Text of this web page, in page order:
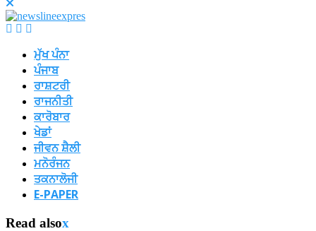
ਮੁੱਖ ਪੰਨਾ
ਪੰਜਾਬ
ਰਾਸ਼ਟਰੀ
ਰਾਜਨੀਤੀ
ਕਾਰੋਬਾਰ
ਖੇਡਾਂ
ਜੀਵਨ ਸ਼ੈਲੀ
ਮਨੋਰੰਜਨ
ਤਕਨਾਲੋਜੀ
E-PAPER
Read alsox